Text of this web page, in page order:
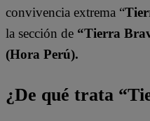
convivencia extrema “
la sección de “Tierra
(Hora Perú).
¿De qué trata